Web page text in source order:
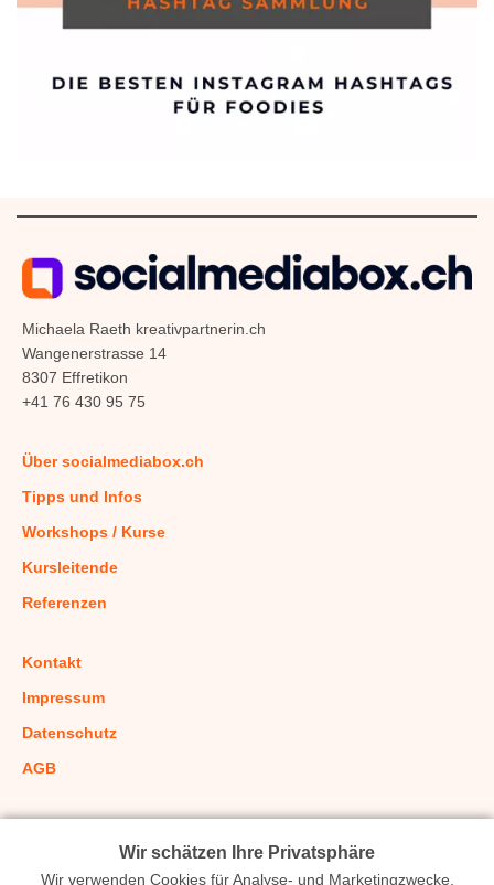
Michaela Raeth kreativpartnerin.ch
Wangenerstrasse 14
8307 Effretikon
+41 76 430 95 75
Über socialmediabox.ch
Tipps und Infos
Workshops / Kurse
Kursleitende
Referenzen
Kontakt
Impressum
Datenschutz
AGB
Wir schätzen Ihre Privatsphäre
Wir verwenden Cookies für Analyse- und Marketingzwecke,